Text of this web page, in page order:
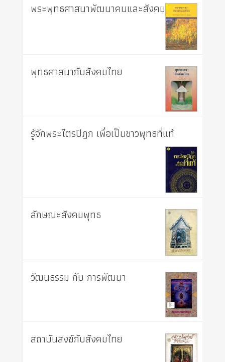
พระพุทธศาสนาพัฒนาคนและสังคม
พุทธศาสนากับสังคมไทย
รู้จักพระไตรปิฎก เพื่อเป็นชาวพุทธที่แท้
ลักษณะสังคมพุทธ
วัฒนธรรม กับ การพัฒนา
สถาบันสงฆ์กับสังคมไทย